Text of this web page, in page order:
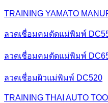
TRAINING YAMATO
ลวดเชื่อมคมตัดแม่พิมพ์
ลวดเชื่อมคมตัดแม่พิมพ์
ลวดเชื่อมผิวแม่พิมพ์ DC520
TRAINING THAI AUTO